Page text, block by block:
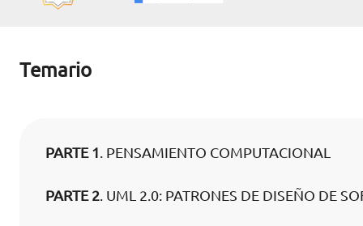
Temario
PARTE 1. PENSAMIENTO COMPUTACIONAL
PARTE 2. UML 2.0: PATRONES DE DISEÑO DE